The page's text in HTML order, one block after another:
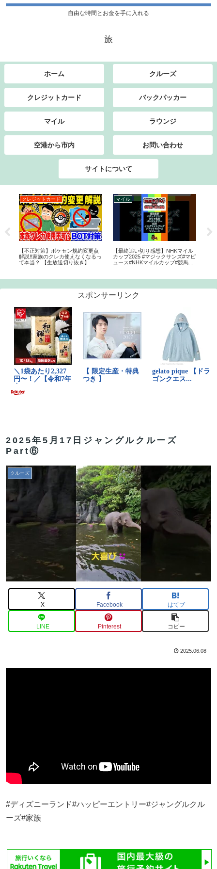
自由な時間とお金を手に入れる
旅
ホーム クルーズ
クレジットカード バックパッカー
マイル ラウンジ
空港から市内 お問い合わせ
サイトについて
クレジットカード
【不正対策】ポケセン規約変更点
解説‼️家族のクレカ使えなくなるっ
て本当？ 【生放送切り抜き】
マイル
【最終追い切り感想】NHKマイル
カップ2025 #マジックサンズ#マピ
ュース#NHKマイルカップ#競馬予
スポンサーリンク
2025年5月17日ジャングルクルーズ
Part⑥
クルーズ
X Facebook はてブ
LINE Pinterest コピー
2025.06.08
#ディズニーランド#ハッピーエントリー#ジャングルクル
ーズ#家族